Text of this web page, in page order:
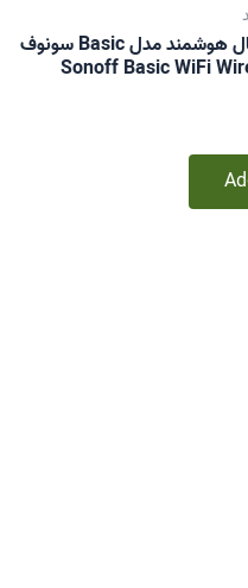
سوییچ تک کانال هوشمند مدل Basic سونوف
Sonoff Basic WiFi